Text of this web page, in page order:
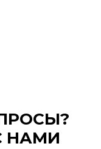
НАМИ